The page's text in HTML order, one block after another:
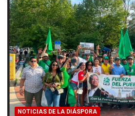
NOTICIAS DE LA DIÁSPORA